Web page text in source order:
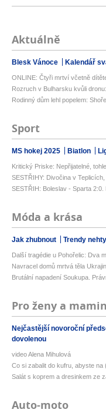
Aktuálně
Blesk Vánoce Kalendář
ONLINE: Čtyři mrtví včetně
Rozruch v Bulharsku kvůli
Rodinný dům lehl popelem:
Sport
MS hokej 2025 Biatlon
Kritický Priske: Nepřijatelné,
SESTŘIHY: Divočina v
SESTŘIH: Boleslav - Sparta 2:0.
Móda a krása
Jak zhubnout Trendy
Další tragédie u Pohořelic: Dva
Navracel domů mrtvá těla
Brutální napadení Soukupa.
Pro ženy a
Nejčastější novoroční
dovolenou
video Alena Mihulová
Co si zabalit do kufru, abyste na
Salát s koprem a dresinkem ze
Auto-moto